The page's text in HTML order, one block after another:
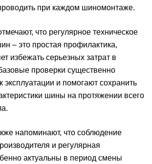
при каждом шиномонтаже.
что регулярное техническое
– это простая профилактика,
избежать серьезных затрат в
проверки существенно
эксплуатации и помогают сохранить
шины на протяжении всего
напоминают, что соблюдение
и регулярная
актуальны в период смены